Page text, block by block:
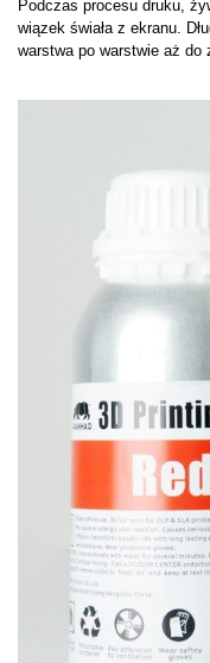
Podczas procesu druku,
wiązek świała z ekranu.
warstwa po warstwie aż